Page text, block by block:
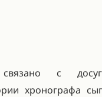
с
хронографа